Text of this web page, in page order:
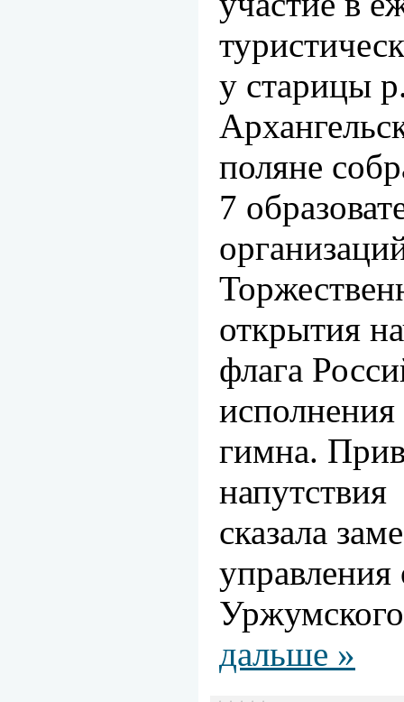
у старицы
поляне
7
открытия
флага
исполнения
гимна.
напутствия
сказала
управления
дальше »